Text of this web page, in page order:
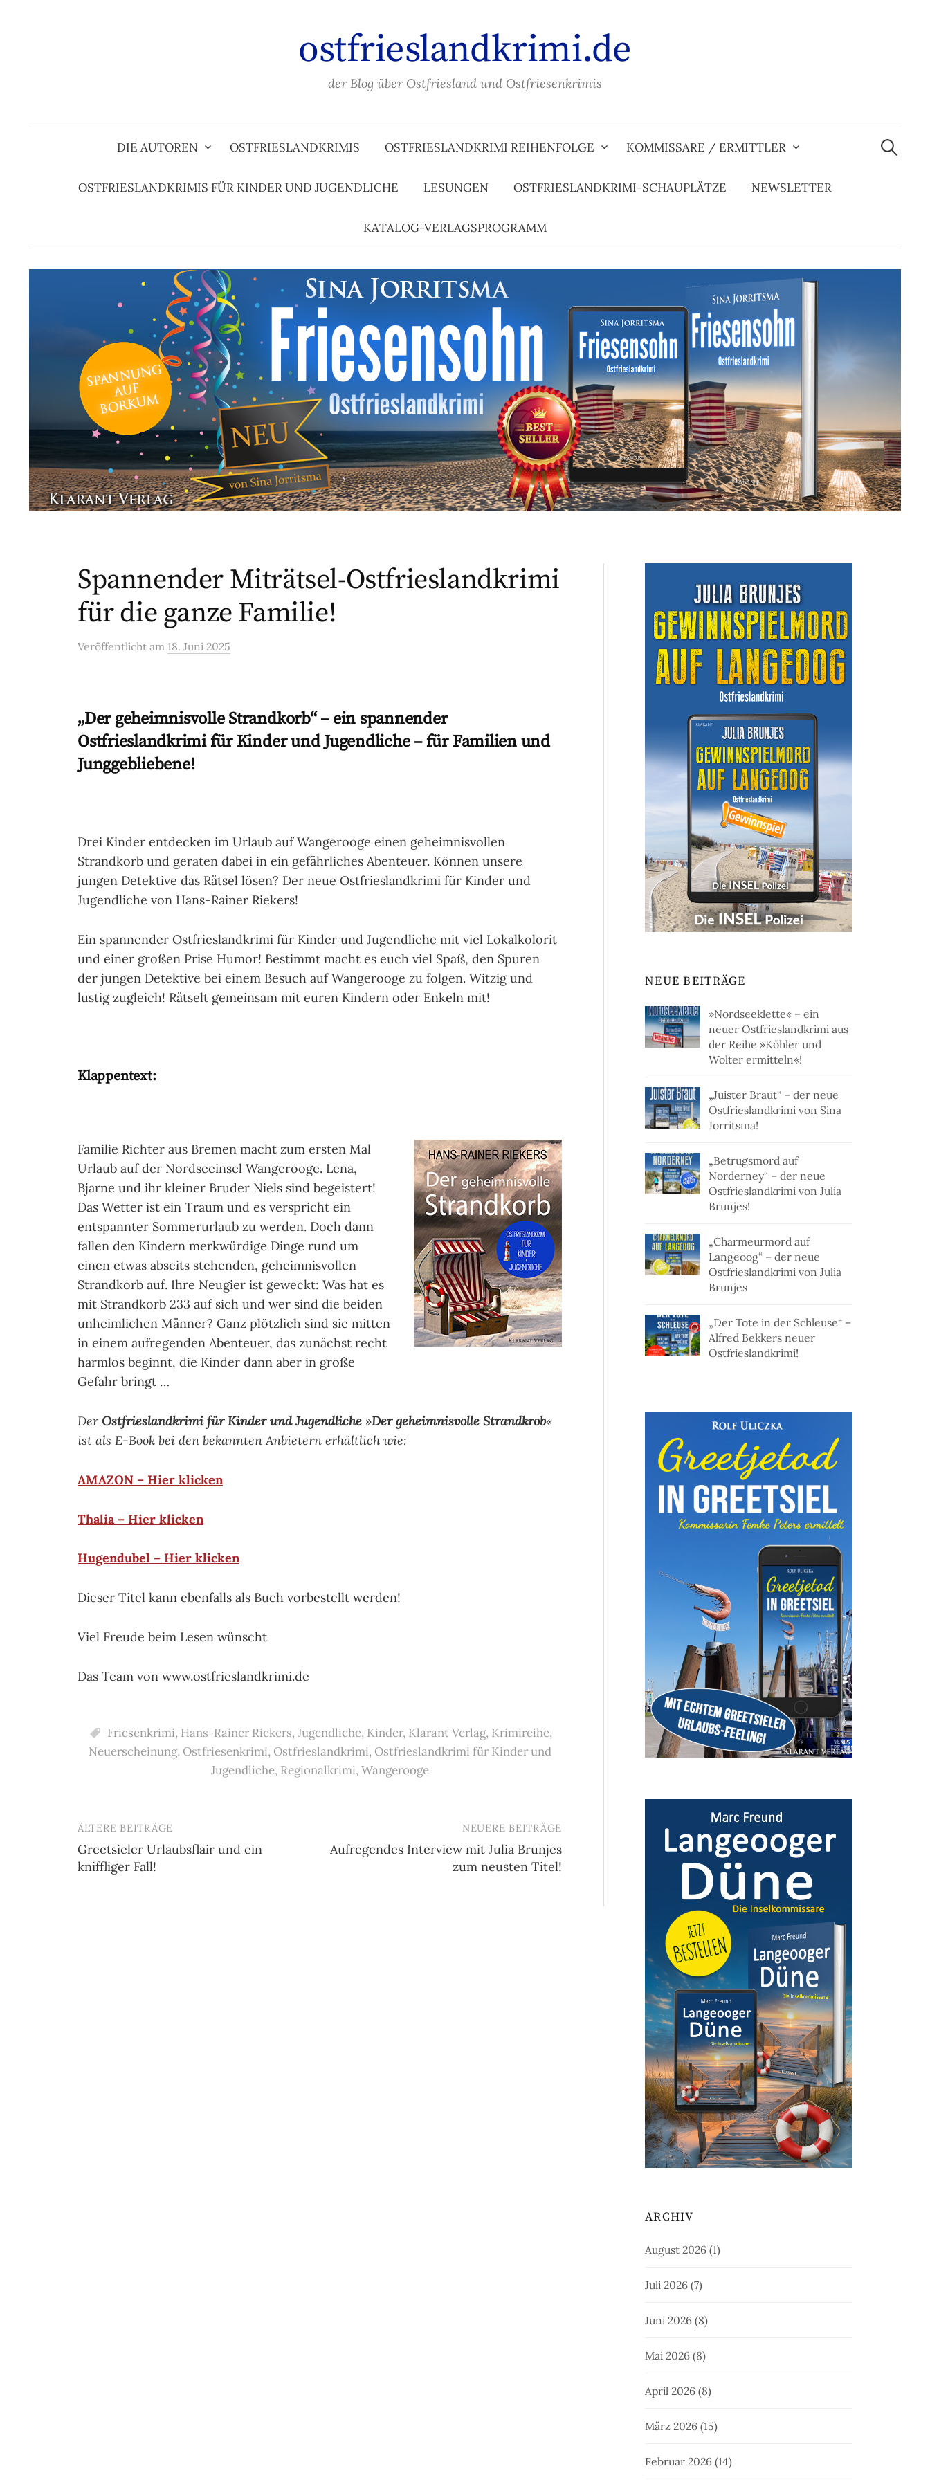
ostfrieslandkrimi.de
der Blog über Ostfriesland und Ostfriesenkrimis
DIE AUTOREN OSTFRIESLANDKRIMIS OSTFRIESLANDKRIMI REIHENFOLGE KOMMISSARE / ERMITTLER
OSTFRIESLANDKRIMIS FÜR KINDER UND JUGENDLICHE LESUNGEN OSTFRIESLANDKRIMI-SCHAUPLÄTZE NEWSLETTER
KATALOG-VERLAGSPROGRAMM
Suchen
nach:
Spannender Miträtsel-Ostfrieslandkrimi
für die ganze Familie!
Veröffentlicht am 18. Juni 2025
„Der geheimnisvolle Strandkorb“ – ein spannender
Ostfrieslandkrimi für Kinder und Jugendliche – für Familien und
Junggebliebene!
Drei Kinder entdecken im Urlaub auf Wangerooge einen geheimnisvollen
Strandkorb und geraten dabei in ein gefährliches Abenteuer. Können unsere
jungen Detektive das Rätsel lösen? Der neue Ostfrieslandkrimi für Kinder und
Jugendliche von Hans-Rainer Riekers!
Ein spannender Ostfrieslandkrimi für Kinder und Jugendliche mit viel Lokalkolorit
und einer großen Prise Humor! Bestimmt macht es euch viel Spaß, den Spuren
der jungen Detektive bei einem Besuch auf Wangerooge zu folgen. Witzig und
lustig zugleich! Rätselt gemeinsam mit euren Kindern oder Enkeln mit!
Klappentext:
Familie Richter aus Bremen macht zum ersten Mal
Urlaub auf der Nordseeinsel Wangerooge. Lena,
Bjarne und ihr kleiner Bruder Niels sind begeistert!
Das Wetter ist ein Traum und es verspricht ein
entspannter Sommerurlaub zu werden. Doch dann
fallen den Kindern merkwürdige Dinge rund um
einen etwas abseits stehenden, geheimnisvollen
Strandkorb auf. Ihre Neugier ist geweckt: Was hat es
mit Strandkorb 233 auf sich und wer sind die beiden
unheimlichen Männer? Ganz plötzlich sind sie mitten
in einem aufregenden Abenteuer, das zunächst recht
harmlos beginnt, die Kinder dann aber in große
Gefahr bringt …
Der Ostfrieslandkrimi für Kinder und Jugendliche »Der geheimnisvolle Strandkrob«
ist als E-Book bei den bekannten Anbietern erhältlich wie:
AMAZON – Hier klicken
Thalia – Hier klicken
Hugendubel – Hier klicken
Dieser Titel kann ebenfalls als Buch vorbestellt werden!
Viel Freude beim Lesen wünscht
Das Team von www.ostfrieslandkrimi.de
Friesenkrimi, Hans-Rainer Riekers, Jugendliche, Kinder, Klarant Verlag, Krimireihe,
Neuerscheinung, Ostfriesenkrimi, Ostfrieslandkrimi, Ostfrieslandkrimi für Kinder und
Jugendliche, Regionalkrimi, Wangerooge
Beitragsnavigation
ÄLTERE BEITRÄGE
Greetsieler Urlaubsflair und ein
kniffliger Fall!
NEUERE BEITRÄGE
Aufregendes Interview mit Julia Brunjes
zum neusten Titel!
NEUE BEITRÄGE
»Nordseeklette« – ein
neuer Ostfrieslandkrimi aus
der Reihe »Köhler und
Wolter ermitteln«!
„Juister Braut“ – der neue
Ostfrieslandkrimi von Sina
Jorritsma!
„Betrugsmord auf
Norderney“ – der neue
Ostfrieslandkrimi von Julia
Brunjes!
„Charmeurmord auf
Langeoog“ – der neue
Ostfrieslandkrimi von Julia
Brunjes
„Der Tote in der Schleuse“ –
Alfred Bekkers neuer
Ostfrieslandkrimi!
ARCHIV
August 2026 (1)
Juli 2026 (7)
Juni 2026 (8)
Mai 2026 (8)
April 2026 (8)
März 2026 (15)
Februar 2026 (14)